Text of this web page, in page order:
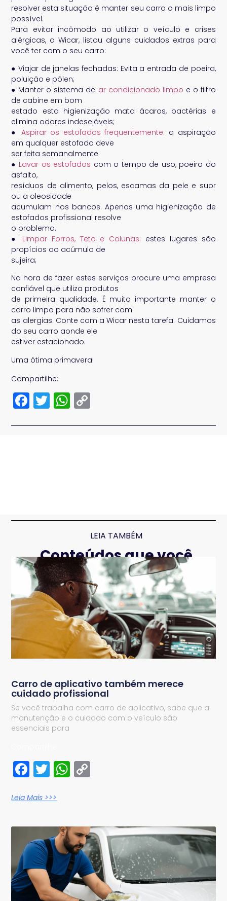
resolver esta situação é manter seu carro o mais limpo
possível.
Para evitar incômodo ao utilizar o veículo e crises
alérgicas, a Wicar, listou alguns cuidados extras para
você ter com o seu carro:
● Viajar de janelas fechadas: Evita a entrada de poeira,
poluição e pólen;
● Manter o sistema de ar condicionado limpo e o filtro
de cabine em bom
estado esta higienização mata ácaros, bactérias e
elimina odores indesejáveis;
● Aspirar os estofados frequentemente: a aspiração
em qualquer estofado deve
ser feita semanalmente
● Lavar os estofados com o tempo de uso, poeira do
asfalto,
resíduos de alimento, pelos, escamas da pele e suor
ou a oleosidade
acumulam nos bancos. Apenas uma higienização de
estofados profissional resolve
o problema.
● Limpar Forros, Teto e Colunas: estes lugares são
propícios ao acúmulo de
sujeira;
Na hora de fazer estes serviços procure uma empresa
confiável que utiliza produtos
de primeira qualidade. É muito importante manter o
carro limpo para não sofrer com
as alergias. Conte com a Wicar nesta tarefa. Cuidamos
do seu carro aonde ele
estiver estacionado.
Uma ótima primavera!
Compartilhe:
Facebook
TwitterWhatsApp
LEIA TAMBÉM
Conteúdos que você
pode gostar
Carro de aplicativo também merece
cuidado profissional
Se você trabalha com carro de aplicativo, sabe que a
manutenção e o cuidado com o veículo são
essenciais para
Facebook
TwitterWhatsApp
Leia Mais >>>